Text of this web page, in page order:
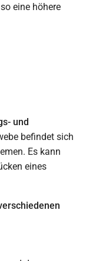
eine höhere
und
befindet sich
Es kann
eines